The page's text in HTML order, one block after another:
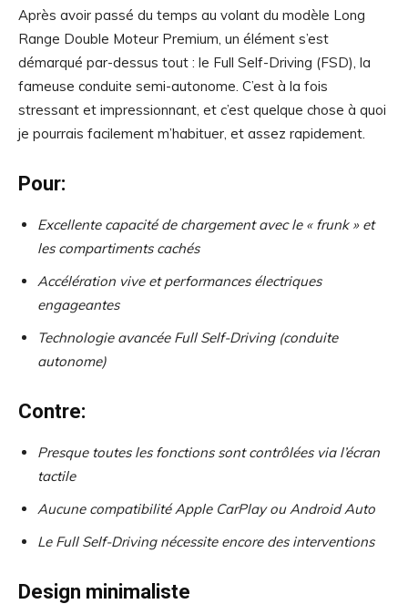
Après avoir passé du temps au volant du modèle Long
Range Double Moteur Premium, un élément s’est
démarqué par-dessus tout : le Full Self-Driving (FSD), la
fameuse conduite semi-autonome. C’est à la fois
stressant et impressionnant, et c’est quelque chose à quoi
je pourrais facilement m’habituer, et assez rapidement.
Pour:
Excellente capacité de chargement avec le « frunk » et
les compartiments cachés
Accélération vive et performances électriques
engageantes
Technologie avancée Full Self-Driving (conduite
autonome)
Contre:
Presque toutes les fonctions sont contrôlées via l’écran
tactile
Aucune compatibilité Apple CarPlay ou Android Auto
Le Full Self-Driving nécessite encore des interventions
Design minimaliste